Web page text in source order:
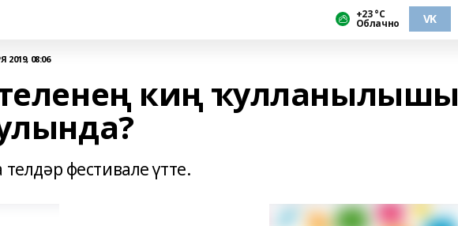
+23 °С
Облачно VK
2019, 08:06
киң ҡулланылышы
фестивале үтте.